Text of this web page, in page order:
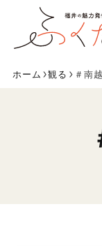
ホーム 観る ＃南